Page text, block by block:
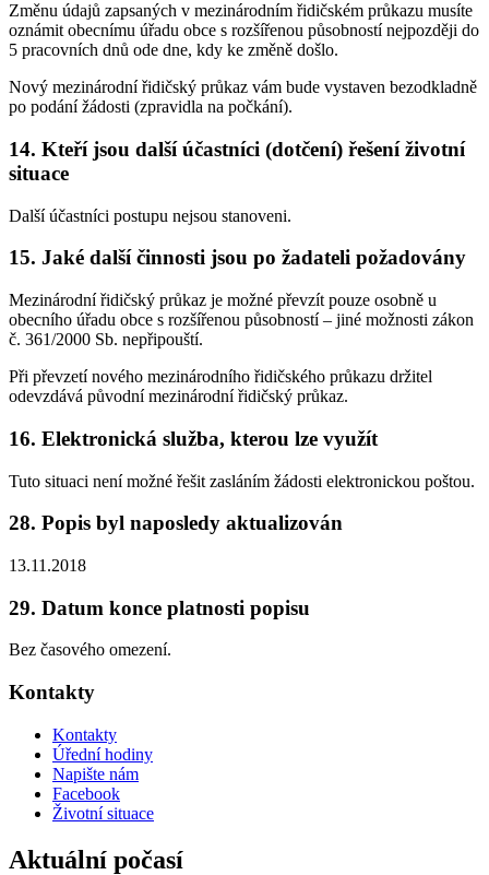
Změnu údajů zapsaných v mezinárodním řidičském průkazu musíte
oznámit obecnímu úřadu obce s rozšířenou působností nejpozději do
5 pracovních dnů ode dne, kdy ke změně došlo.
Nový mezinárodní řidičský průkaz vám bude vystaven bezodkladně
po podání žádosti (zpravidla na počkání).
14. Kteří jsou další účastníci (dotčení) řešení životní
situace
Další účastníci postupu nejsou stanoveni.
15. Jaké další činnosti jsou po žadateli požadovány
Mezinárodní řidičský průkaz je možné převzít pouze osobně u
obecního úřadu obce s rozšířenou působností – jiné možnosti zákon
č. 361/2000 Sb. nepřipouští.
Při převzetí nového mezinárodního řidičského průkazu držitel
odevzdává původní mezinárodní řidičský průkaz.
16. Elektronická služba, kterou lze využít
Tuto situaci není možné řešit zasláním žádosti elektronickou poštou.
28. Popis byl naposledy aktualizován
13.11.2018
29. Datum konce platnosti popisu
Bez časového omezení.
Kontakty
Kontakty
Úřední hodiny
Napište nám
Facebook
Životní situace
Aktuální počasí